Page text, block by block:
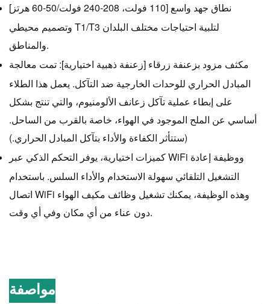
نطاق جهد واسع [110 فولت، 208-240 فولت/50-60 هرتز]
وتصميم محيطي T1/T3 لتلبية احتياجات مختلف البلدان
والمناطق.
مكثف مزود بزعنفة زرقاء [زعنفة ذهبية اختيارية]: تمت معالجة
المبادل الحراري للوحدات الخارجية ضد التآكل. يعمل هذا الطلاء
على إبطاء عملية تآكل زعانف الألومنيوم، والتي تنتج بشكل
أساسي عن الملح الموجود في الهواء، خاصة بالقرب من الساحل.
(ستتأثر الكفاءة والأداء بتآكل المبادل الحراري.)
كميزات اختيارية، يوفر التحكم الذكي عبر WiFi ووظيفة إعادة
التشغيل التلقائي سهولة الاستخدام والأداء السلس. باستخدام
اتصال WiFi وهذه الوظيفة، يمكنك تشغيل وظائف مكيف الهواء
دون عناء من أي مكان وفي أي وقت.
مواصفة